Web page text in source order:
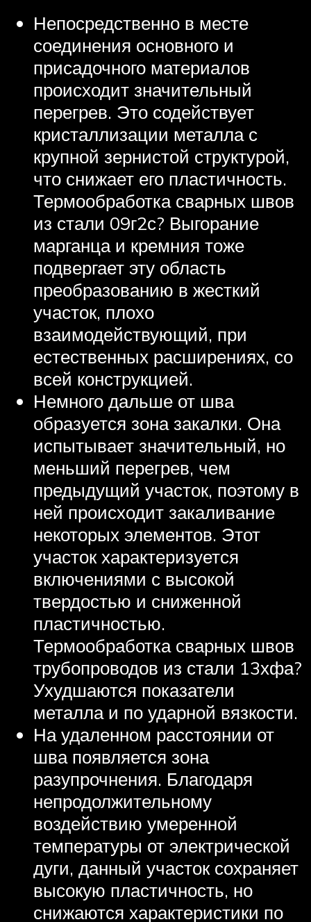
Непосредственно в месте
соединения основного и
присадочного материалов
происходит значительный
перегрев. Это содействует
кристаллизации металла с
крупной зернистой структурой,
что снижает его пластичность.
Термообработка сварных швов
из стали 09г2с? Выгорание
марганца и кремния тоже
подвергает эту область
преобразованию в жесткий
участок, плохо
взаимодействующий, при
естественных расширениях, со
всей конструкцией.
Немного дальше от шва
образуется зона закалки. Она
испытывает значительный, но
меньший перегрев, чем
предыдущий участок, поэтому в
ней происходит закаливание
некоторых элементов. Этот
участок характеризуется
включениями с высокой
твердостью и сниженной
пластичностью.
Термообработка сварных швов
трубопроводов из стали 13хфа?
Ухудшаются показатели
металла и по ударной вязкости.
На удаленном расстоянии от
шва появляется зона
разупрочнения. Благодаря
непродолжительному
воздействию умеренной
температуры от электрической
дуги, данный участок сохраняет
высокую пластичность, но
снижаются характеристики по